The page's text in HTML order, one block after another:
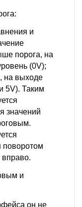
и
порога, на
(0V);
на выходе
5V). Таким
значений
поворотом
и
он не